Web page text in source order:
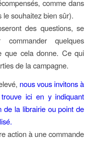
comme dans
le souhaitez bien sûr).
des questions, se
quelques
que cela donne. Ce qui
de la campagne.
nous vous invitons à
ici en y indiquant
de la librairie ou point de
action à une commande